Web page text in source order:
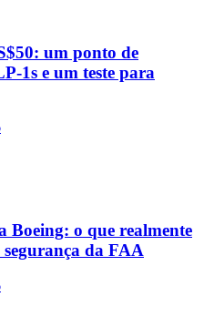
um ponto de
e um teste para
Boeing: o que realmente
da FAA